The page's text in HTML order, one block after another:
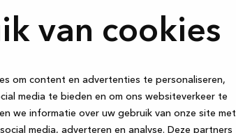
van cookies
om content en advertenties te personaliseren,
media te bieden en om ons websiteverkeer te
we informatie over uw gebruik van onze site met
media, adverteren en analyse. Deze partners